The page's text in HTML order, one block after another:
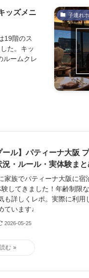
子連れ
ッズメニ
19階のス
た。キッ
ルームクレ
ール】パティーナ大阪
況・ルール・実体験まと
家族でパティーナ大阪に
してきました！年齢制限
も詳しくレポ。実際に利用
ています♩
2026-05-25